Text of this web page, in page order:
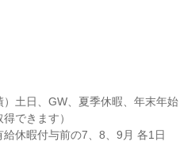
土日、GW、夏季休暇、年末年始
できます）
休暇付与前の7、8、9月 各1日